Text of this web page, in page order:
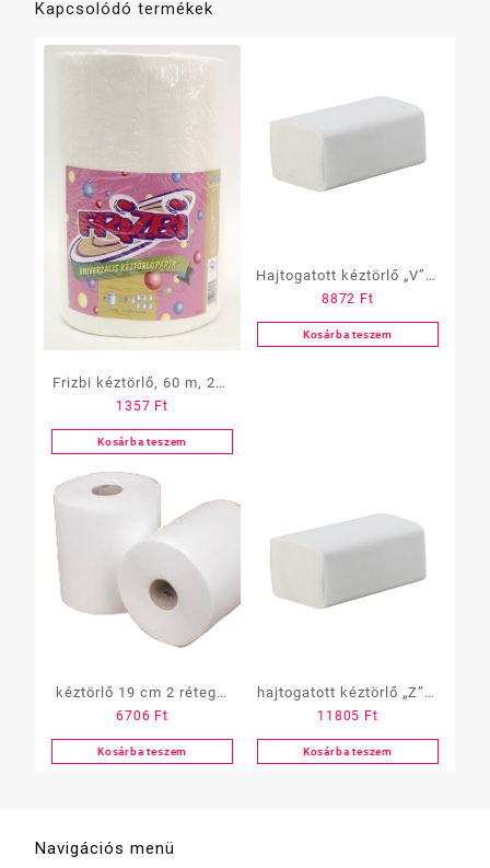
Kapcsolódó termékek
Frizbi kéztörlő, 60 m, 270
lap 225x220mm/lap
1357 Ft
Kosárba teszem
Hajtogatott kéztörlő „V” 2
réteg, hófehér, 20×150
lap, 25×21,5 cm
8872 Ft
Kosárba teszem
kéztörlő 19 cm 2 rétegű,
hófehér, 6
tekercs/zsugor, MIDI „T”
6706 Ft
Kosárba teszem
hajtogatott kéztörlő „Z” 2
réteg, hófehér, 25×150
lap, 20,5×24 cm /
11805 Ft
Kosárba teszem
Navigációs menü